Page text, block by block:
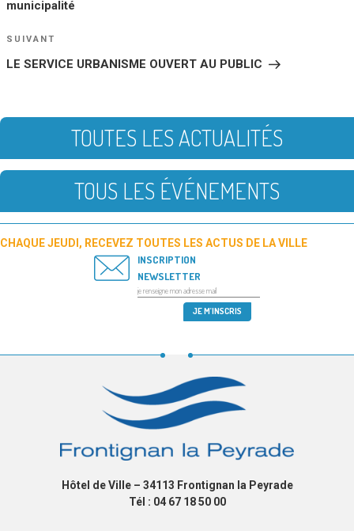
municipalité
Article
SUIVANT
LE SERVICE URBANISME OUVERT AU PUBLIC
TOUTES LES ACTUALITÉS
TOUS LES ÉVÉNEMENTS
CHAQUE JEUDI, RECEVEZ TOUTES LES ACTUS DE LA VILLE
INSCRIPTION
NEWSLETTER
Hôtel de Ville – 34113 Frontignan la Peyrade
Tél : 04 67 18 50 00